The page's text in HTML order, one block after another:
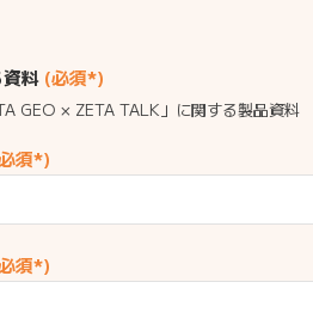
料 (必須*)
GEO × ZETA TALK」に関する製品資料
須*)
須*)